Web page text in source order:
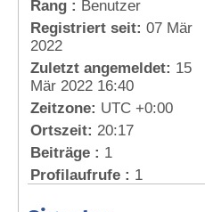
Rang : Benutzer
Registriert seit: 07 Mär
2022
Zuletzt angemeldet: 15
Mär 2022 16:40
Zeitzone: UTC +0:00
Ortszeit: 20:17
Beiträge : 1
Profilaufrufe : 1